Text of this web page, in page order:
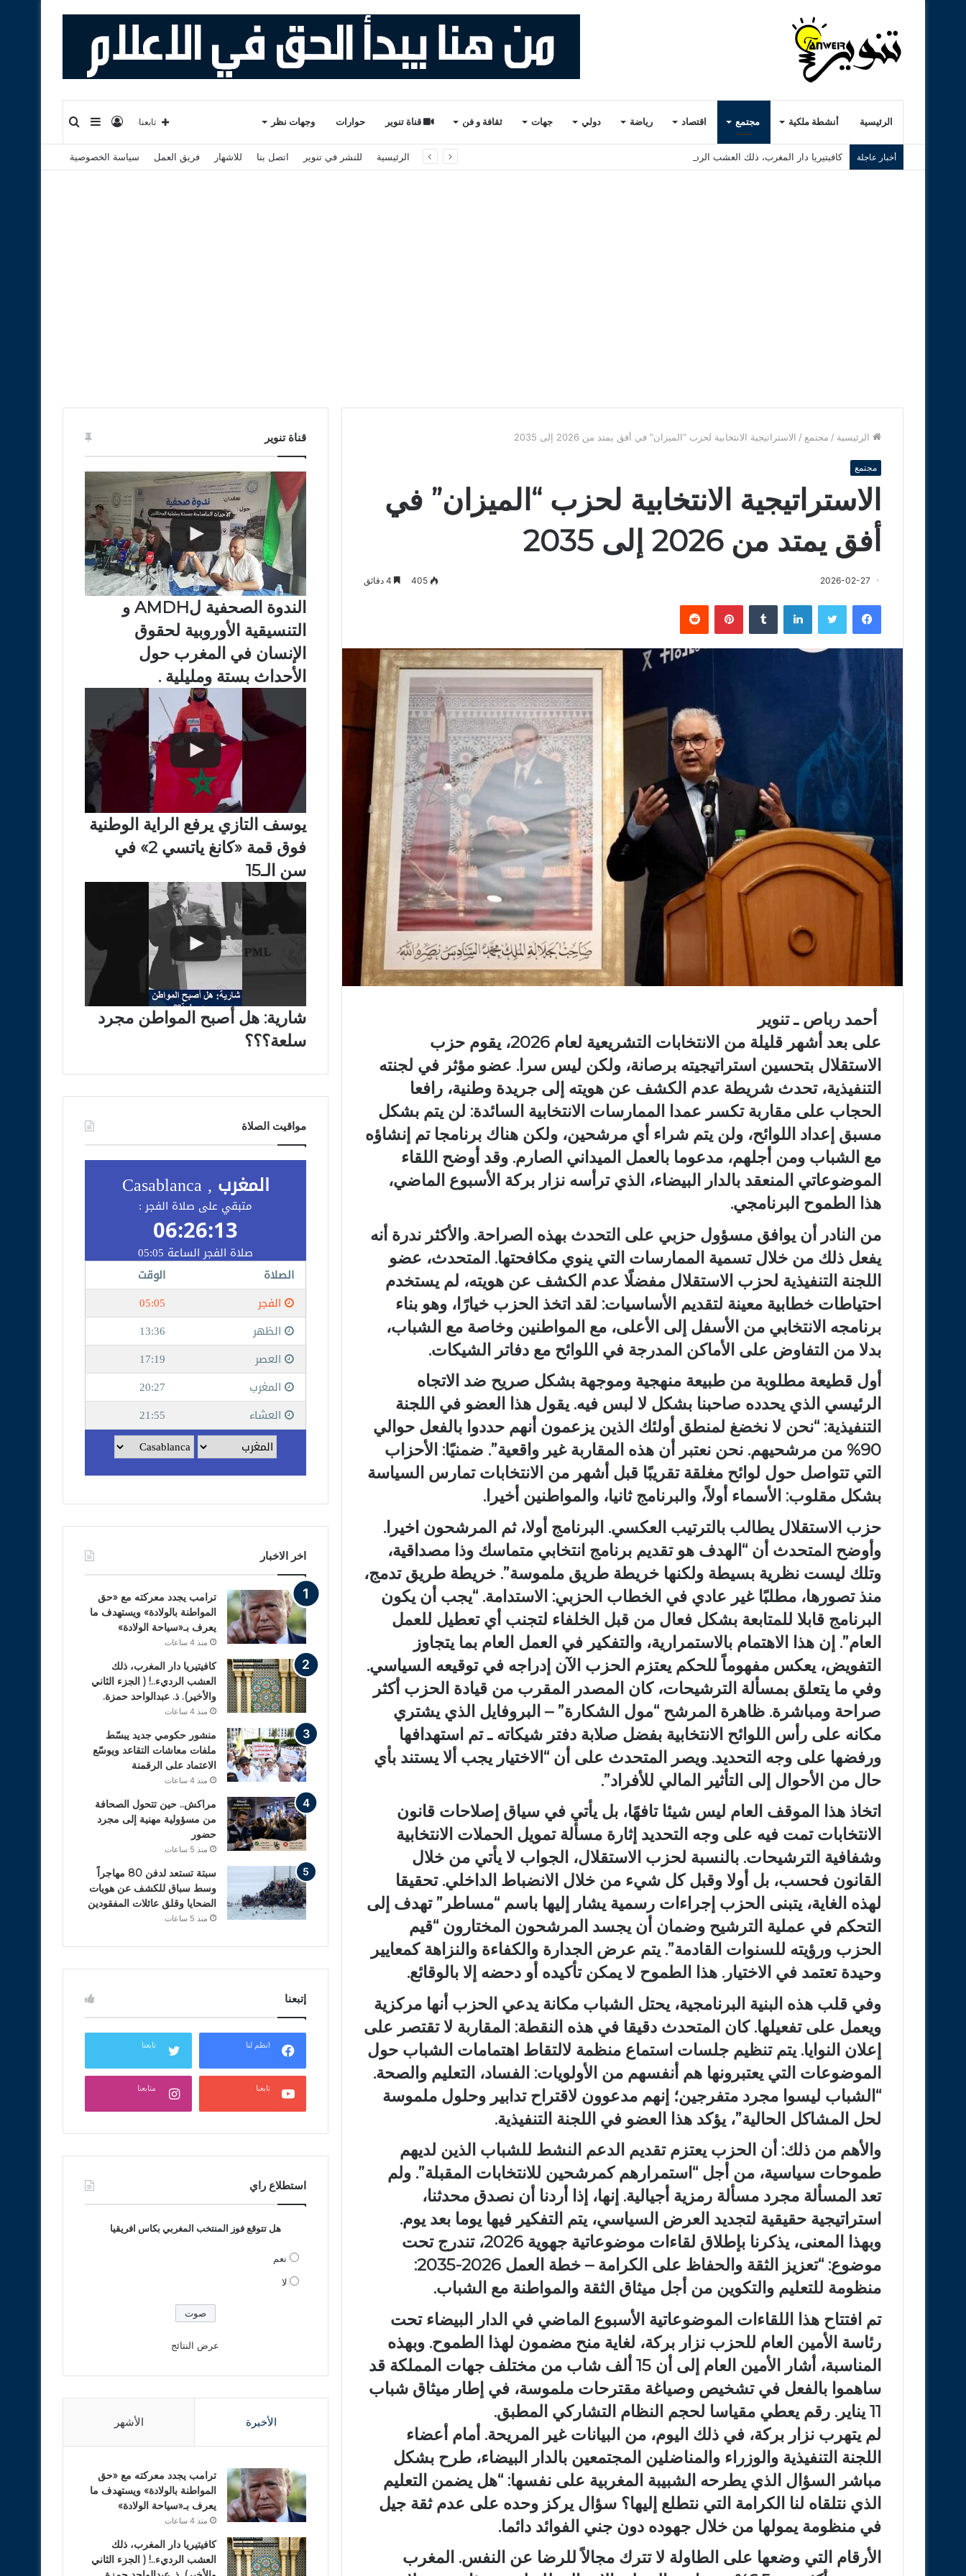
الرئيسية أنشطة ملكية مجتمع اقتصاد رياضة دولي جهات ثقافة و فن قناة تنوير حوارات وجهات نظر إضافة
عمود
تسجيل
الدخول
تابعنا
أخبار عاجلة كافيتيريا دار المغرب، ذلك العشب الرديء..! ( الجزء الثاني والأخير). ذ. عبدالواحد حمزة. الرئيسية للنشر في تنوير اتصل بنا للاشهار فريق العمل سياسة الخصوصية
الرئيسية / مجتمع / الاستراتيجية الانتخابية لحزب “الميزان” في أفق يمتد من 2026 إلى 2035
مجتمع
الاستراتيجية الانتخابية لحزب “الميزان” في
أفق يمتد من 2026 إلى 2035
2026-02-27
405
فيسبوك لينكدإن بينتيريست
أحمد رباص ـ تنوير
على بعد أشهر قليلة من الانتخابات التشريعية لعام 2026، يقوم حزب
الاستقلال بتحسين استراتيجيته برصانة، ولكن ليس سرا. عضو مؤثر في لجنته
التنفيذية، تحدث شريطة عدم الكشف عن هويته إلى جريدة وطنية، رافعا
الحجاب على مقاربة تكسر عمدا الممارسات الانتخابية السائدة: لن يتم بشكل
مسبق إعداد اللوائح، ولن يتم شراء أي مرشحين، ولكن هناك برنامجا تم إنشاؤه
مع الشباب ومن أجلهم، مدعوما بالعمل الميداني الصارم. وقد أوضح اللقاء
الموضوعاتي المنعقد بالدار البيضاء، الذي ترأسه نزار بركة الأسبوع الماضي،
هذا الطموح البرنامجي.
من النادر أن يوافق مسؤول حزبي على التحدث بهذه الصراحة. والأكثر ندرة أنه
يفعل ذلك من خلال تسمية الممارسات التي ينوي مكافحتها. المتحدث، عضو
اللجنة التنفيذية لحزب الاستقلال مفضلًا عدم الكشف عن هويته، لم يستخدم
احتياطات خطابية معينة لتقديم الأساسيات: لقد اتخذ الحزب خيارًا، وهو بناء
برنامجه الانتخابي من الأسفل إلى الأعلى، مع المواطنين وخاصة مع الشباب،
بدلا من التفاوض على الأماكن المدرجة في اللوائح مع دفاتر الشيكات.
أول قطيعة مطلوبة من طبيعة منهجية وموجهة بشكل صريح ضد الاتجاه
الرئيسي الذي يحدده صاحبنا بشكل لا لبس فيه. يقول هذا العضو في اللجنة
التنفيذية: “نحن لا نخضغ لمنطق أولئك الذين يزعمون أنهم حددوا بالفعل حوالي
90% من مرشحيهم. نحن نعتبر أن هذه المقاربة غير واقعية”. ضمنيًا: الأحزاب
التي تتواصل حول لوائح مغلقة تقريبًا قبل أشهر من الانتخابات تمارس السياسة
بشكل مقلوب: الأسماء أولاً، والبرنامج ثانيا، والمواطنين أخيرا.
حزب الاستقلال يطالب بالترتيب العكسي. البرنامج أولا، ثم المرشحون اخيرا.
وأوضح المتحدث أن “الهدف هو تقديم برنامج انتخابي متماسك وذا مصداقية،
وتلك ليست نظرية بسيطة ولكنها خريطة طريق ملموسة”. خريطة طريق تدمج،
منذ تصورها، مطلبًا غير عادي في الخطاب الحزبي: الاستدامة. “يجب أن يكون
البرنامج قابلا للمتابعة بشكل فعال من قبل الخلفاء لتجنب أي تعطيل للعمل
العام”. إن هذا الاهتمام بالاستمرارية، والتفكير في العمل العام بما يتجاوز
التفويض، يعكس مفهوماً للحكم يعتزم الحزب الآن إدراجه في توقيعه السياسي.
وفي ما يتعلق بمسألة الترشيحات، كان المصدر المقرب من قيادة الحزب أكثر
صراحة ومباشرة. ظاهرة المرشح “مول الشكارة” – البروفايل الذي يشتري
مكانه على رأس اللوائح الانتخابية بفضل صلابة دفتر شيكاته ـ تم استهدافها
ورفضها على وجه التحديد. ويصر المتحدث على أن “الاختيار يجب ألا يستند بأي
حال من الأحوال إلى التأثير المالي للأفراد”.
اتخاذ هذا الموقف العام ليس شيئا تافهًا، بل يأتي في سياق إصلاحات قانون
الانتخابات تمت فيه على وجه التحديد إثارة مسألة تمويل الحملات الانتخابية
وشفافية الترشيحات. بالنسبة لحزب الاستقلال، الجواب لا يأتي من خلال
القانون فحسب، بل أولا وقبل كل شيء من خلال الانضباط الداخلي. تحقيقا
لهذه الغاية، يتبنى الحزب إجراءات رسمية يشار إليها باسم “مساطر” تهدف إلى
التحكم في عملية الترشيح وضمان أن يجسد المرشحون المختارون “قيم
الحزب ورؤيته للسنوات القادمة”. يتم عرض الجدارة والكفاءة والنزاهة كمعايير
وحيدة تعتمد في الاختيار. هذا الطموح لا يمكن تأكيده أو دحضه إلا بالوقائع.
وفي قلب هذه البنية البرنامجية، يحتل الشباب مكانة يدعي الحزب أنها مركزية
ويعمل على تفعيلها. كان المتحدث دقيقا في هذه النقطة: المقاربة لا تقتصر على
إعلان النوايا. يتم تنظيم جلسات استماع منظمة لالتقاط اهتمامات الشباب حول
الموضوعات التي يعتبرونها هم أنفسهم من الأولويات: الفساد، التعليم والصحة.
“الشباب ليسوا مجرد متفرجين؛ إنهم مدعوون لاقتراح تدابير وحلول ملموسة
لحل المشاكل الحالية”، يؤكد هذا العضو في اللجنة التنفيذية.
والأهم من ذلك: أن الحزب يعتزم تقديم الدعم النشط للشباب الذين لديهم
طموحات سياسية، من أجل “استمرارهم كمرشحين للانتخابات المقبلة”. ولم
تعد المسألة مجرد مسألة رمزية أجيالية. إنها، إذا أردنا أن نصدق محدثنا،
استراتيجية حقيقية لتجديد العرض السياسي، يتم التفكير فيها يوما بعد يوم.
وبهذا المعنى، يذكرنا بإطلاق لقاءات موضوعاتية جهوية 2026، تندرج تحت
موضوع: “تعزيز الثقة والحفاظ على الكرامة – خطة العمل 2026-2035:
منظومة للتعليم والتكوين من أجل ميثاق الثقة والمواطنة مع الشباب.
تم افتتاح هذا اللقاءات الموضوعاتية الأسبوع الماضي في الدار البيضاء تحت
رئاسة الأمين العام للحزب نزار بركة، لغاية منح مضمون لهذا الطموح. وبهذه
المناسبة، أشار الأمين العام إلى أن 15 ألف شاب من مختلف جهات المملكة قد
ساهموا بالفعل في تشخيص وصياغة مقترحات ملموسة، في إطار ميثاق شباب
11 يناير. رقم يعطي مقياسا لحجم النظام التشاركي المطبق.
لم يتهرب نزار بركة، في ذلك اليوم، من البيانات غير المريحة. أمام أعضاء
اللجنة التنفيذية والوزراء والمناضلين المجتمعين بالدار البيضاء، طرح بشكل
مباشر السؤال الذي يطرحه الشبيبة المغربية على نفسها: “هل يضمن التعليم
الذي نتلقاه لنا الكرامة التي نتطلع إليها؟ سؤال يركز وحده على عدم ثقة جيل
في منظومة يمولها من خلال جهوده دون جني الفوائد دائما.
الأرقام التي وضعها على الطاولة لا تترك مجالاً للرضا عن النفس. المغرب
قناة تنوير
الندوة الصحفية لAMDH و
التنسيقية الأوروبية لحقوق
الإنسان في المغرب حول
الأحداث بستة ومليلية .
يوسف التازي يرفع الراية الوطنية
فوق قمة «كانغ ياتسي 2» في
سن الـ15
شارية: هل أصبح المواطن مجرد
سلعة؟؟؟
مواقيت الصلاة
اخر الاخبار
ترامب يجدد معركته مع «حق
المواطنة بالولادة» ويستهدف ما
يعرف بـ«سياحة الولادة»
منذ 4 ساعات
كافيتيريا دار المغرب، ذلك
العشب الرديء..! ( الجزء الثاني
والأخير). ذ. عبدالواحد حمزة.
منذ 4 ساعات
منشور حكومي جديد يبسّط
ملفات معاشات التقاعد ويوسّع
الاعتماد على الرقمنة
منذ 4 ساعات
مراكش.. حين تتحول الصحافة
من مسؤولية مهنية إلى مجرد
حضور
منذ 5 ساعات
سبتة تستعد لدفن 80 مهاجراً
وسط سباق للكشف عن هويات
الضحايا وقلق عائلات المفقودين
منذ 5 ساعات
إتبعنا
انظم لنا تابعنا
تابعنا متابعنا
استطلاع راي
هل تتوقع فوز المنتخب المغربي بكاس افريقيا
نعم
لا
عرض النتائج
الأخيرة الأشهر
ترامب يجدد معركته مع «حق
المواطنة بالولادة» ويستهدف ما
يعرف بـ«سياحة الولادة»
منذ 4 ساعات
كافيتيريا دار المغرب، ذلك
العشب الرديء..! ( الجزء الثاني